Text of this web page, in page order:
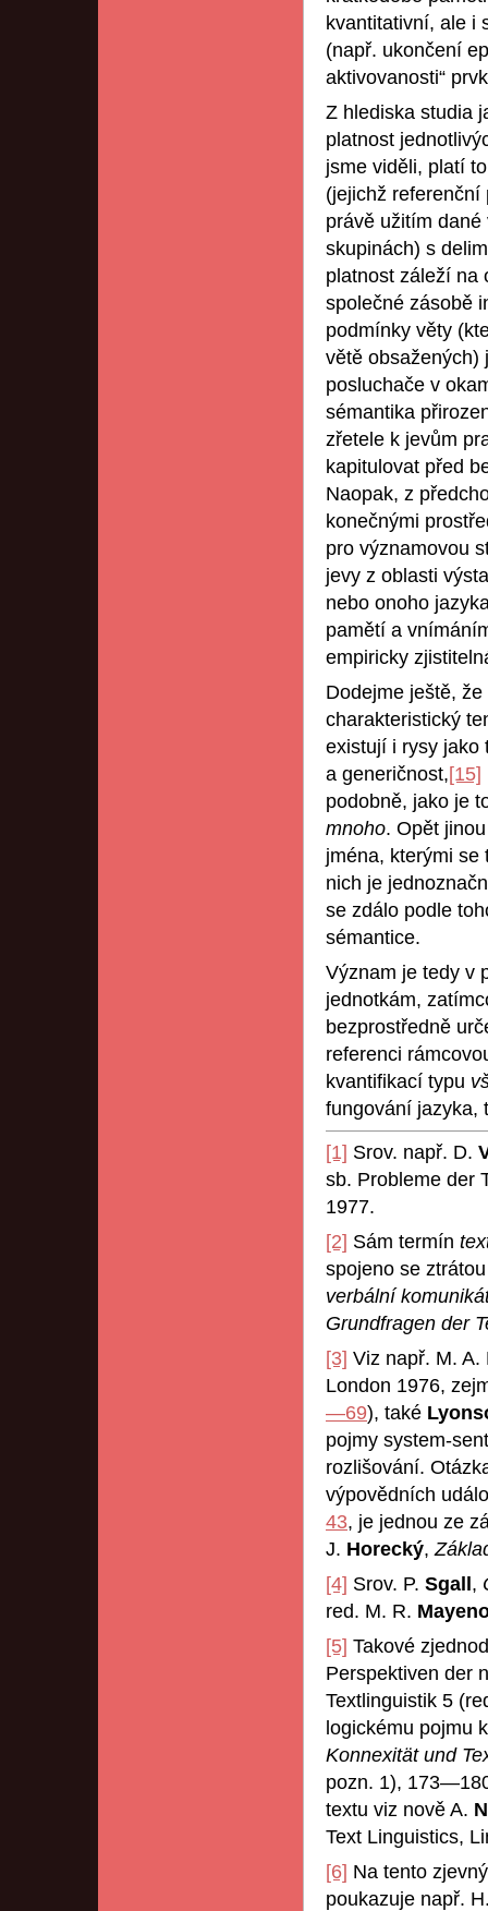
kvantitativní, ale i
(např. ukončení
aktivovanosti“
Z hlediska studia
platnost
jsme viděli, platí
(jejichž referenční
právě užitím
skupinách) s
platnost záleží na
společné zásobě
podmínky věty
větě obsažených)
posluchače v
sémantika
zřetele k jevům
kapitulovat před
Naopak, z
konečnými
pro významovou
jevy z oblasti
nebo onoho
pamětí a
empiricky
Dodejme ještě,
charakteristický
existují i rysy jako
a generičnost,[15]
podobně, jako je
mnoho. Opět
jména, kterými se
nich je
se zdálo podle
sémantice.
Význam je tedy v
jednotkám,
bezprostředně
referenci
kvantifikací typu
fungování jazyka,
[1] Srov. např. D.
sb. Probleme der
1977.
[2] Sám termín
spojeno se
verbální
Grundfragen der
[3] Viz např. M.
London 1976,
—69), také
pojmy system-
rozlišování.
výpovědních
43, je jednou ze
J. Horecký,
[4] Srov. P. Sgall,
red. M. R.
[5] Takové
Perspektiven der
Textlinguistik 5
logickému pojmu
Konnexität und
pozn. 1),
textu viz nově A.
Text Linguistics,
[6] Na tento
poukazuje např.